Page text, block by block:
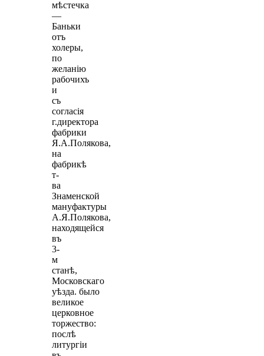
мѣстечка
—
Баньки
отъ
холеры,
по
желанiю
рабочихъ
и
съ
согласiя
г.директора
фабрики
Я.А.Полякова,
на
фабрикѣ
т-
ва
Знаменской
мануфактуры
А.Я.Полякова,
находящейся
въ
3-
м
станѣ,
Московскаго
уѣзда. было
великое
церковное
торжество:
послѣ
литургiи